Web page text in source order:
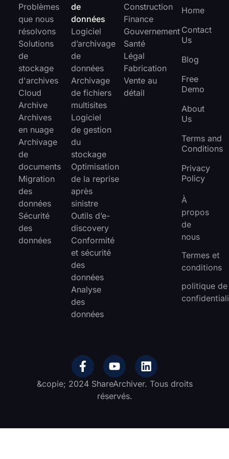
Problèmes
que nous
résolvons
Solutions
de
stockage
d'archives
Cloud
Archive
Archives
en nuage
Archivage
de
documents
Migration
des
données
Sécurité
des
données
de
données
Logiciel
d’archivage
de
données
Archivage
de fichiers
multisites
Logiciel
de gestion
du
stockage
Optimisation
de la reprise
après
sinistre
Outils d’e-
discovery
Conformité
et sécurité
des
données
Analyse
des
données
Construction
Finance
Gouvernement
Santé
Légal
Fabrication
Vente au
détail
Home
Contact
Us
Blog
Free
Demo
About
Us
Terms and
Conditions
Privacy
Policy
À
propos
de
nous
Termes et
conditions
politique de
&copie; 2024 ShareArchiver. Tous droits
réservés.